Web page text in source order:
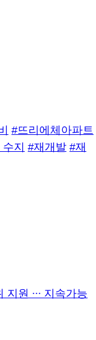
#뜨리에체아파트
지 #재개발 #재
원 ∙∙∙ 지속가능